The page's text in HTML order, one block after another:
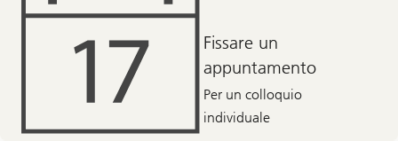
Fissare un
appuntamento
Per un colloquio
individuale